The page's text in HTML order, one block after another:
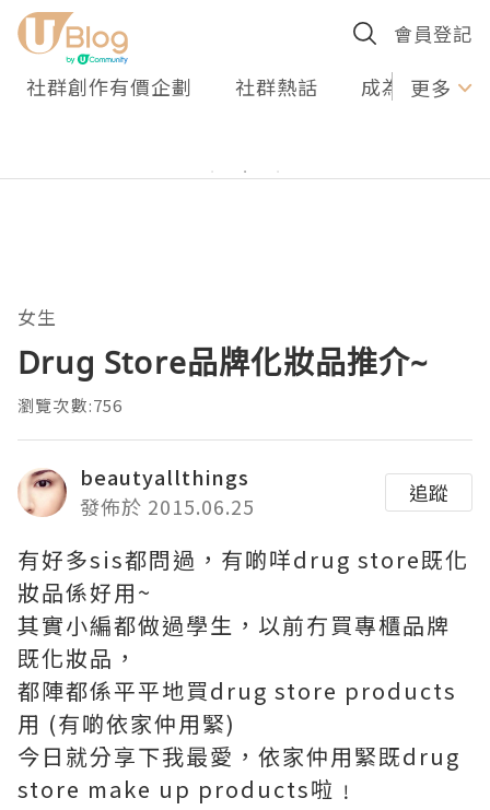
會員登記
社群創作有價企劃 社群熱話 成為U更多
女生
Drug Store品牌化妝品推介~
瀏覽次數:756
beautyallthings
發佈於 2015.06.25
追蹤
有好多sis都問過，有啲咩drug store既化
妝品係好用~
其實小編都做過學生，以前冇買專櫃品牌
既化妝品，
都陣都係平平地買drug store products
用 (有啲依家仲用緊)
今日就分享下我最愛，依家仲用緊既drug
store make up products啦﹗